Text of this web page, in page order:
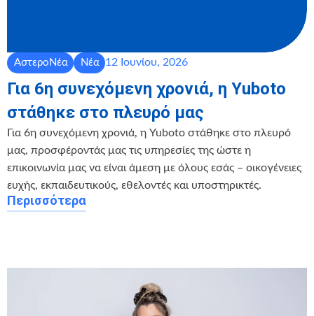
ΑστεροΝέα Νέα 12 Ιουνίου, 2026
Για 6η συνεχόμενη χρονιά, η Yuboto
στάθηκε στο πλευρό μας
Για 6η συνεχόμενη χρονιά, η Yuboto στάθηκε στο πλευρό
μας, προσφέροντάς μας τις υπηρεσίες της ώστε η
επικοινωνία μας να είναι άμεση με όλους εσάς – οικογένειες
ευχής, εκπαιδευτικούς, εθελοντές και υποστηρικτές.
Περισσότερα